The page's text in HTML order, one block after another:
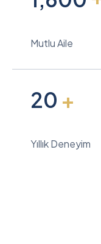
Mutlu Aile
20 +
Yıllık Deneyim